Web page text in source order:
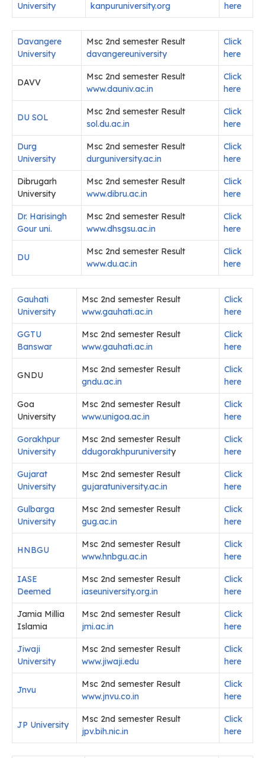
University
kanpuruniversity.org
here
Davangere
University
Msc 2nd semester Result
davangereuniversity
Click
here
DAVV
Msc 2nd semester Result
www.dauniv.ac.in
Click
here
DU SOL
Msc 2nd semester Result
sol.du.ac.in
Click
here
Durg
University
Msc 2nd semester Result
durguniversity.ac.in
Click
here
Dibrugarh
University
Msc 2nd semester Result
www.dibru.ac.in
Click
here
Dr. Harisingh
Gour uni.
Msc 2nd semester Result
www.dhsgsu.ac.in
Click
here
DU
Msc 2nd semester Result
www.du.ac.in
Click
here
Gauhati
University
Msc 2nd semester Result
www.gauhati.ac.in
Click
here
GGTU
Banswar
Msc 2nd semester Result
www.gauhati.ac.in
Click
here
GNDU
Msc 2nd semester Result
gndu.ac.in
Click
here
Goa
University
Msc 2nd semester Result
www.unigoa.ac.in
Click
here
Gorakhpur
University
Msc 2nd semester Result
ddugorakhpuruniversity
Click
here
Gujarat
University
Msc 2nd semester Result
gujaratuniversity.ac.in
Click
here
Gulbarga
University
Msc 2nd semester Result
gug.ac.in
Click
here
HNBGU
Msc 2nd semester Result
www.hnbgu.ac.in
Click
here
IASE
Deemed
Msc 2nd semester Result
iaseuniversity.org.in
Click
here
Jamia Millia
Islamia
Msc 2nd semester Result
jmi.ac.in
Click
here
Jiwaji
University
Msc 2nd semester Result
www.jiwaji.edu
Click
here
Jnvu
Msc 2nd semester Result
www.jnvu.co.in
Click
here
JP University
Msc 2nd semester Result
jpv.bih.nic.in
Click
here